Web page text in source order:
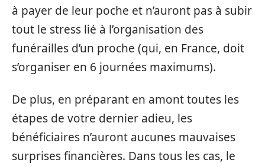
à payer de leur poche et n’auront pas à subir
tout le stress lié à l’organisation des
funérailles d’un proche (qui, en France, doit
s’organiser en 6 journées maximums).
De plus, en préparant en amont toutes les
étapes de votre dernier adieu, les
bénéficiaires n’auront aucunes mauvaises
surprises financières. Dans tous les cas, le